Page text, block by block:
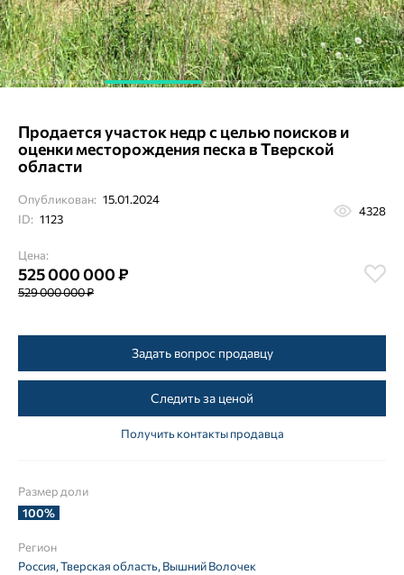
Продается участок недр с целью поисков и
оценки месторождения песка в Тверской
области
Опубликован: 15.01.2024
ID: 1123
4328
Цена:
525 000 000 ₽
529 000 000 ₽
Задать вопрос продавцу
Следить за ценой
Получить контакты продавца
Размер доли
100%
Регион
Россия, Тверская область, Вышний Волочек